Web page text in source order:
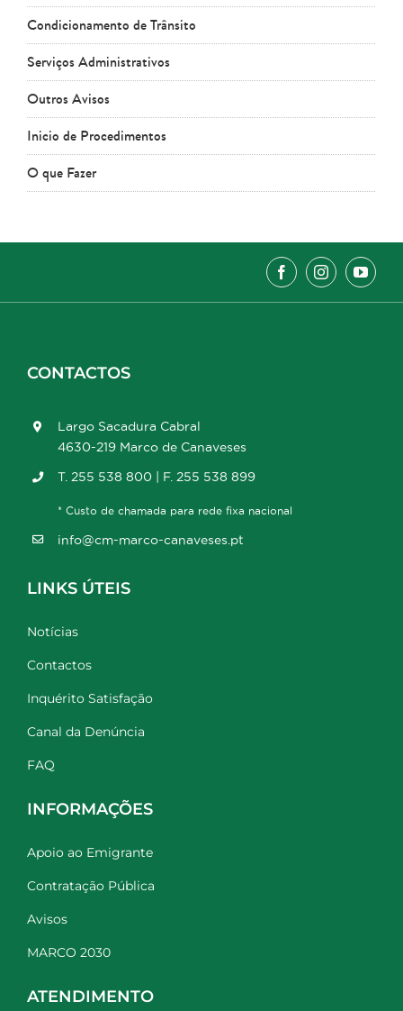
Condicionamento de Trânsito
Serviços Administrativos
Outros Avisos
Inicio de Procedimentos
O que Fazer
CONTACTOS
Largo Sacadura Cabral
4630-219 Marco de Canaveses
T. 255 538 800 | F. 255 538 899
* Custo de chamada para rede fixa nacional
info@cm-marco-canaveses.pt
LINKS ÚTEIS
Notícias
Contactos
Inquérito Satisfação
Canal da Denúncia
FAQ
INFORMAÇÕES
Apoio ao Emigrante
Contratação Pública
Avisos
MARCO 2030
ATENDIMENTO